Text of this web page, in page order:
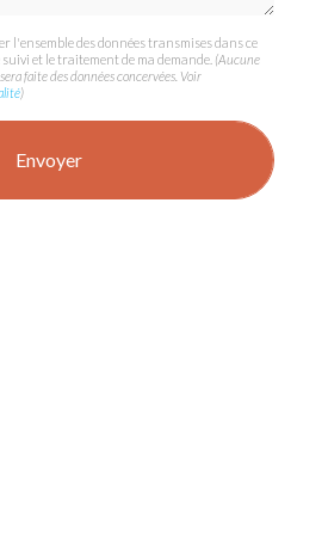
l'ensemble des données transmises dans ce
et le traitement de ma demande. (Aucune
faite des données concervées. Voir
)